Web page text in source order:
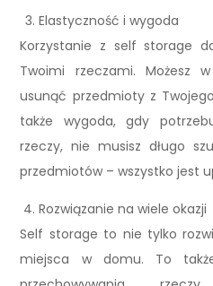
Elastyczność i wygoda
Korzystanie z self storage
Twoimi rzeczami. Możesz
usunąć przedmioty z
także wygoda, gdy
rzeczy, nie musisz długo
przedmiotów – wszystko jest
Rozwiązanie na wiele okazji
Self storage to nie tylko
miejsca w domu. To